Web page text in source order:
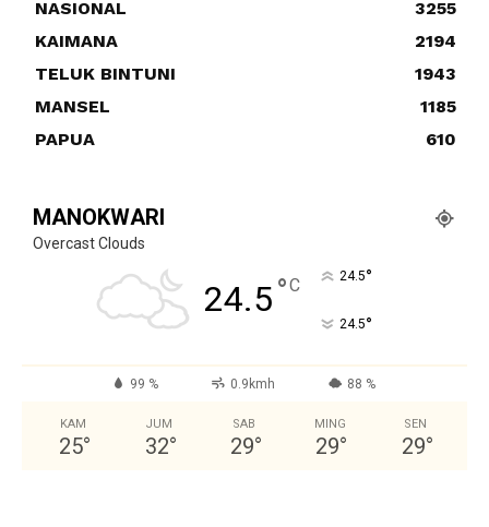
NASIONAL
3255
KAIMANA
2194
TELUK BINTUNI
1943
MANSEL
1185
PAPUA
610
MANOKWARI
Overcast Clouds
24.5°C 24.5°
24.5°
99 % 0.9kmh 88 %
KAM
25°
JUM
32°
SAB
29°
MING
29°
SEN
29°